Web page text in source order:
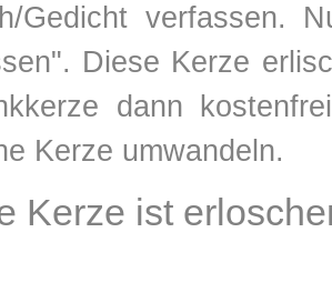
Gedicht verfassen.
Diese Kerze
dann
Kerze umwandeln.
Kerze ist